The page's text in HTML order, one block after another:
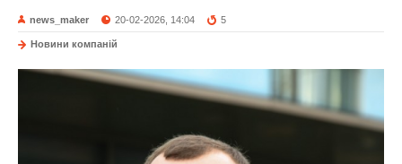
news_maker 20-02-2026, 14:04 5
Новини компаній